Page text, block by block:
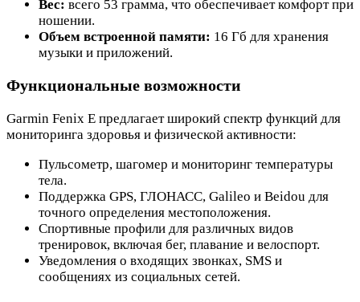
Вес: всего 53 грамма, что обеспечивает комфорт при
ношении.
Объем встроенной памяти: 16 Гб для хранения
музыки и приложений.
Функциональные возможности
Garmin Fenix E предлагает широкий спектр функций для
мониторинга здоровья и физической активности:
Пульсометр, шагомер и мониторинг температуры
тела.
Поддержка GPS, ГЛОНАСС, Galileo и Beidou для
точного определения местоположения.
Спортивные профили для различных видов
тренировок, включая бег, плавание и велоспорт.
Уведомления о входящих звонках, SMS и
сообщениях из социальных сетей.